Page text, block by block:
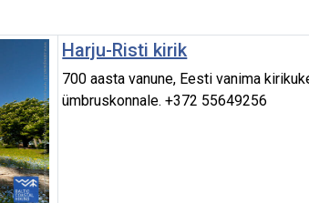
Harju-Risti kirik
700 aasta vanune, Eesti vanima
ümbruskonnale. +372 55649256